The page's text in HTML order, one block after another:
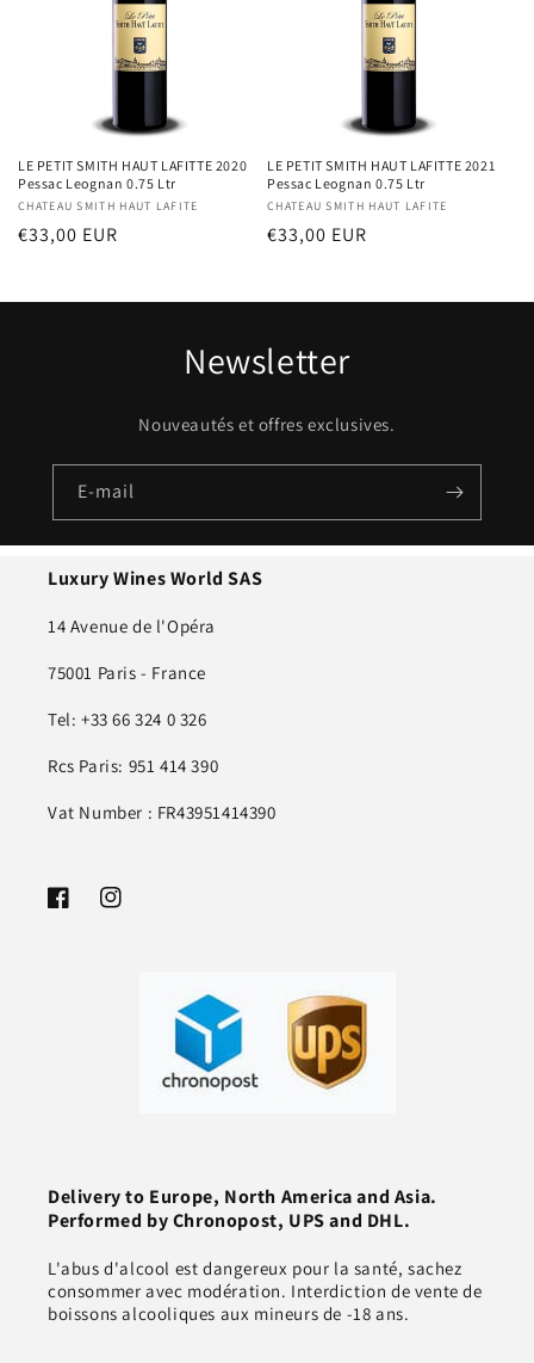
LE PETIT SMITH HAUT LAFITTE 2020
Pessac Leognan 0.75 Ltr
Distributeur :
CHATEAU SMITH HAUT LAFITE
Prix
€33,00 EUR
LE PETIT SMITH HAUT LAFITTE 2021
Pessac Leognan 0.75 Ltr
Distributeur :
CHATEAU SMITH HAUT LAFITE
Prix
€33,00 EUR
Newsletter
Nouveautés et offres exclusives.
E-mail
Luxury Wines World SAS
14 Avenue de l'Opéra
75001 Paris - France
Tel: +33 66 324 0 326
Rcs Paris: 951 414 390
Vat Number : FR43951414390
FacebookInstagram
Delivery to Europe, North America and Asia.
Performed by Chronopost, UPS and DHL.
L'abus d'alcool est dangereux pour la santé, sachez
consommer avec modération. Interdiction de vente de
boissons alcooliques aux mineurs de -18 ans.